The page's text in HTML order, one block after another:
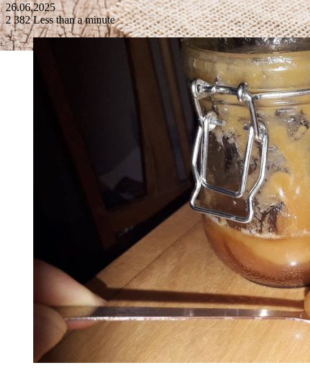
26.06.2025
2382Less than a minute